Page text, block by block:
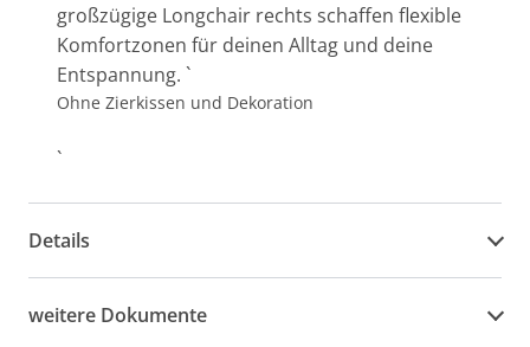
großzügige Longchair rechts schaffen flexible
Komfortzonen für deinen Alltag und deine
Entspannung. `
Ohne Zierkissen und Dekoration
`
Details
weitere Dokumente